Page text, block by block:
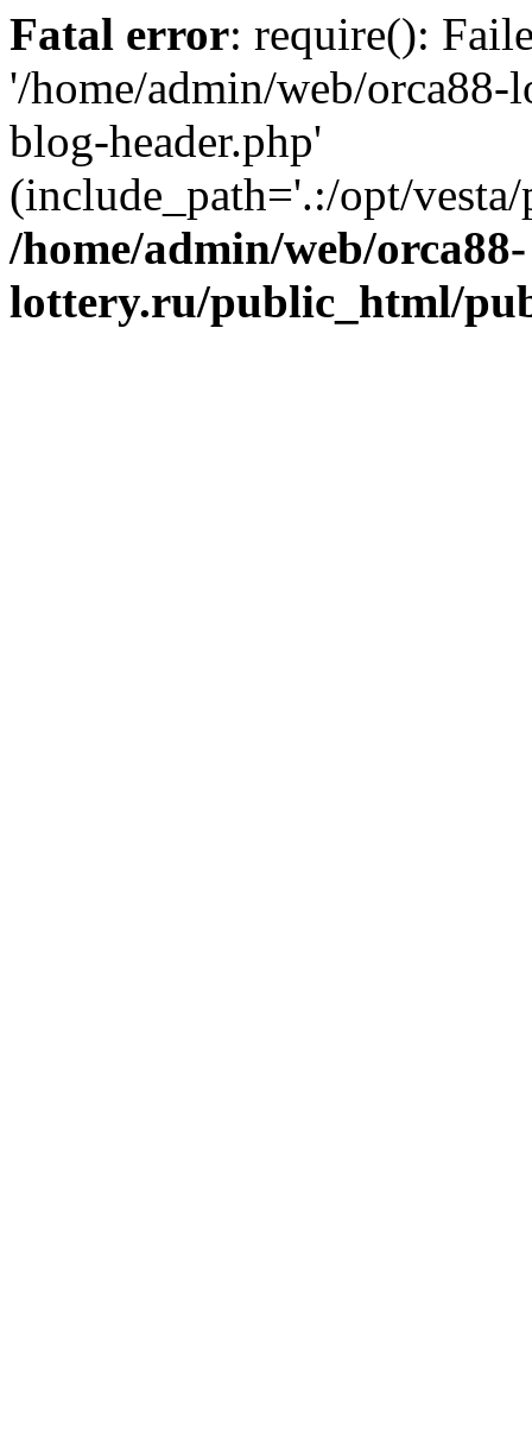
Fatal error: require():
'/home/admin/web/
blog-header.php'
(include_path='.:/opt/
/home/admin/web/orca88-
lottery.ru/public_html/